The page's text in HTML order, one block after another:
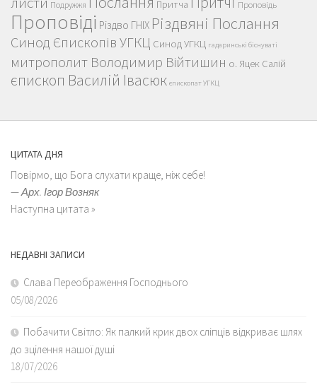
Подружжя Притча Проповідь
Проповіді Різдво ГНІХ Різдвяні Послання
Синод Єпископів УГКЦ Синод УГКЦ гадаринські біснуваті
митрополит Володимир Війтишин о. Яцек Салій
єпископ Василій Івасюк єпископат УГКЦ
ЦИТАТА ДНЯ
Повірмо, що Бога слухати краще, ніж себе!
—Арх. Ігор Возняк
Наступна цитата »
НЕДАВНІ ЗАПИСИ
Слава Переображення Господнього
05/08/2026
Побачити Світло: Як палкий крик двох сліпців відкриває шлях
до зцілення нашої душі
18/07/2026